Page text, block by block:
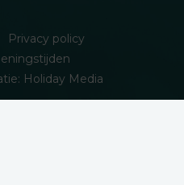
Privacy policy
Holiday Media